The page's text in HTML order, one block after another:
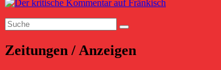
Seitenleisten-
Widgetbereich
Suchen
nach:
Suchen
Zeitungen / Anzeigen